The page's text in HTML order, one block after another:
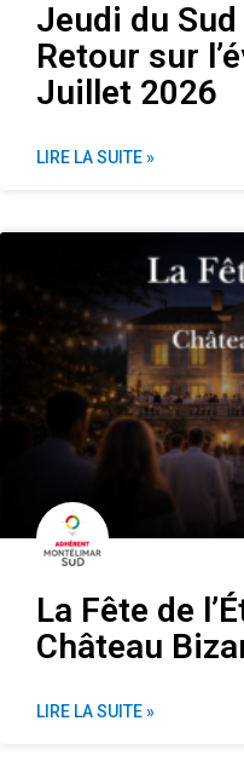
Jeudi du
Retour sur
Juillet 2026
LIRE LA SUITE »
La Fête de
Château
LIRE LA SUITE »